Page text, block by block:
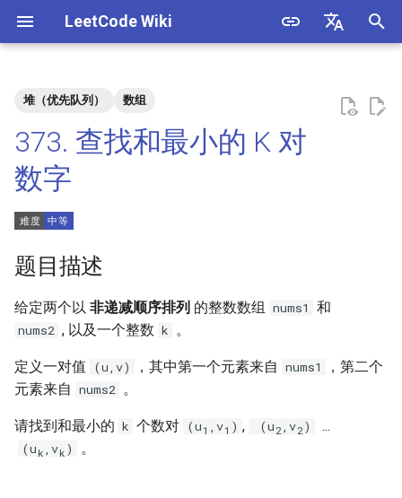
LeetCode Wiki
在
始
化
搜
索
擎
解法
方法一
4. 二维数组中的查找
5. 替换空格
6. 从尾到头打印链表
7. 重建二叉树
9. 用两个栈实现队列
10.1. 斐波那契数列
10.2. 青蛙跳台阶问题
2. 二进制加法
3. 前 n 个数字二进制中 1 的个
数
4. 只出现一次的数字
5. 单词长度的最大乘积
6. 排序数组中两个数字之和
8. 和大于等于 target 的最短子
1.2. 判定是否互为字符重排
1.3. URL 化
1.4. 回文排列
1.5. 一次编辑
1.6. 字符串压缩
1.7. 旋转矩阵
1.8. 零矩阵
堆（优先队列） 数组
373. 查找和最小的 K 对
数字
题目描述
给定两个以 非递减顺序排列 的整数数组 nums1 和
nums2 , 以及一个整数 k 。
定义一对值 (u,v) ，其中第一个元素来自 nums1
，第二个
元素来自 nums2 。
请找到和最小的 k 个数对 (u1 ,v1 ) , (u 2 ,v2 ) ...
(u k ,vk ) 。